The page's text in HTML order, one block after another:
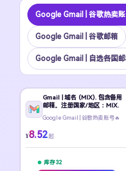
Google Gmail | 谷歌热卖账
Google Gmail | 谷歌邮箱
Google Gmail | 自选各国
Gmail | 域名 (MIX). 包含备用
邮箱。注册国家/地区：MIX.
Google Gmail | 谷歌热卖账号🔥
¥8.52 起
库存 32